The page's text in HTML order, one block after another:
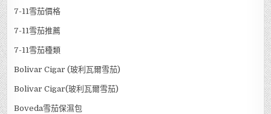
7-11雪茄價格
7-11雪茄推薦
7-11雪茄種類
Bolivar Cigar (玻利瓦爾雪茄)
Bolivar Cigar(玻利瓦爾雪茄)
Boveda雪茄保濕包